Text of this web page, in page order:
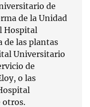
de
de la Unidad
Hospital
de las plantas
Universitario
de
o las
otros.